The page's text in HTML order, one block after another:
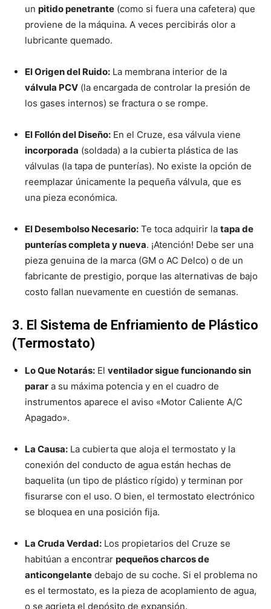
un pitido penetrante (como si fuera una cafetera) que
proviene de la máquina. A veces percibirás olor a
lubricante quemado.
El Origen del Ruido: La membrana interior de la
válvula PCV (la encargada de controlar la presión de
los gases internos) se fractura o se rompe.
El Follón del Diseño: En el Cruze, esa válvula viene
incorporada (soldada) a la cubierta plástica de las
válvulas (la tapa de punterías). No existe la opción de
reemplazar únicamente la pequeña válvula, que es
una pieza económica.
El Desembolso Necesario: Te toca adquirir la tapa de
punterías completa y nueva. ¡Atención! Debe ser una
pieza genuina de la marca (GM o AC Delco) o de un
fabricante de prestigio, porque las alternativas de bajo
costo fallan nuevamente en cuestión de semanas.
3. El Sistema de Enfriamiento de Plástico
(Termostato)
Lo Que Notarás: El ventilador sigue funcionando sin
parar a su máxima potencia y en el cuadro de
instrumentos aparece el aviso «Motor Caliente A/C
Apagado».
La Causa: La cubierta que aloja el termostato y la
conexión del conducto de agua están hechas de
baquelita (un tipo de plástico rígido) y terminan por
fisurarse con el uso. O bien, el termostato electrónico
se bloquea en una posición fija.
La Cruda Verdad: Los propietarios del Cruze se
habitúan a encontrar pequeños charcos de
anticongelante debajo de su coche. Si el problema no
es el termostato, es la pieza de acoplamiento de agua,
o se agrieta el depósito de expansión.